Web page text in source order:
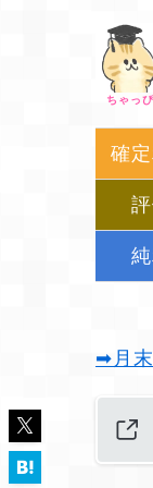
ちゃっぴ
確
➡月